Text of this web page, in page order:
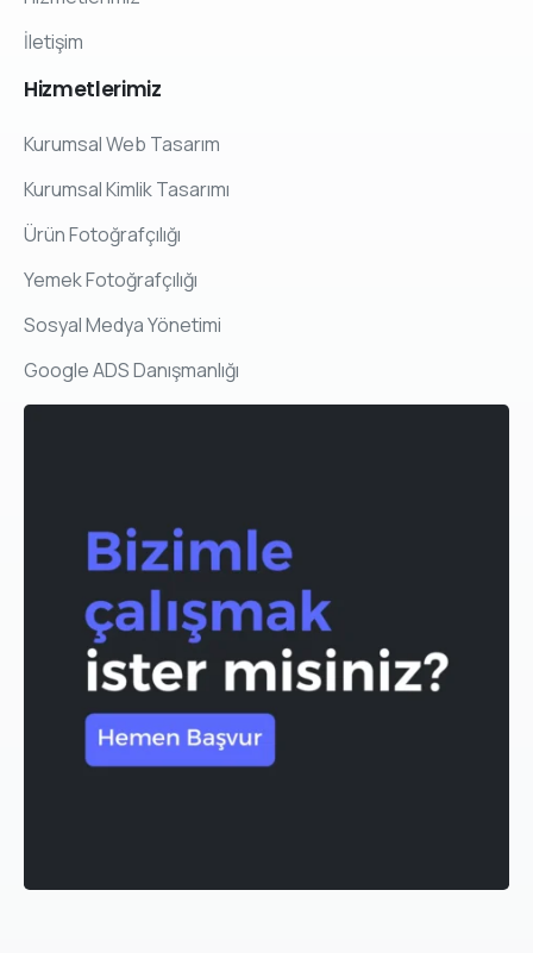
İletişim
Hizmetlerimiz
Kurumsal Web Tasarım
Kurumsal Kimlik Tasarımı
Ürün Fotoğrafçılığı
Yemek Fotoğrafçılığı
Sosyal Medya Yönetimi
Google ADS Danışmanlığı